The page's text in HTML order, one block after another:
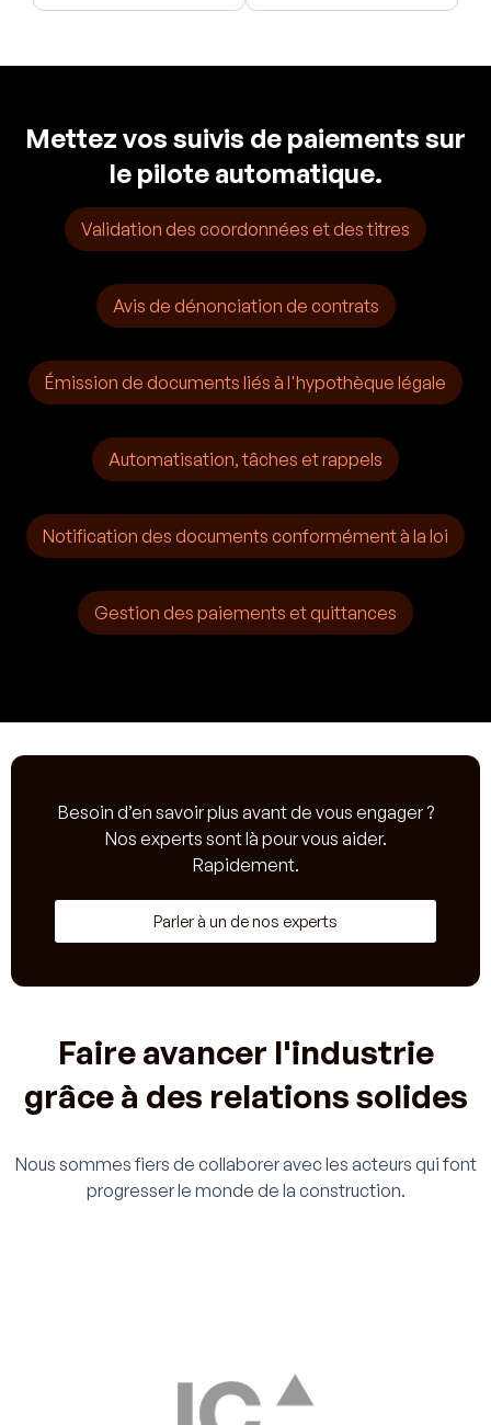
Mettez vos suivis de paiements sur
le pilote automatique.
Validation des coordonnées et des titres
Avis de dénonciation de contrats
Émission de documents liés à l'hypothèque légale
Automatisation, tâches et rappels
Notification des documents conformément à la loi
Gestion des paiements et quittances
Besoin d’en savoir plus avant de vous engager ?
Nos experts sont là pour vous aider.
Rapidement.
Parler à un de nos experts
Faire avancer l'industrie
grâce à des relations solides
Nous sommes fiers de collaborer avec les acteurs qui font
progresser le monde de la construction.